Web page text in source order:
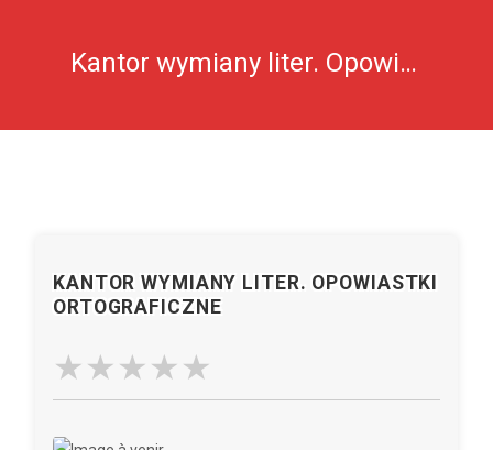
Kantor wymiany liter. Opowiastki ortograficzne
KANTOR WYMIANY LITER. OPOWIASTKI
ORTOGRAFICZNE